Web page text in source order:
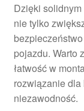
Procedura
Skarga
Wózek
Zamówienia
Dzięki
nie tylko
pojazdu. Warto
łatwość w
rozwiązanie
niezawodność.